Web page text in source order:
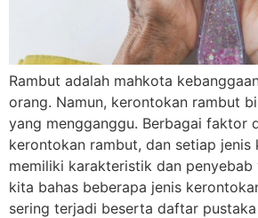
Rambut adalah mahkota
orang. Namun, kerontokan rambut
yang mengganggu. Berbagai faktor
kerontokan rambut, dan setiap jenis
memiliki karakteristik dan penyebab
kita bahas beberapa jenis
sering terjadi beserta daftar pustaka